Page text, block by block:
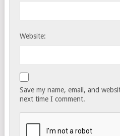
Website:
Save my name, email, and
next time I comment.